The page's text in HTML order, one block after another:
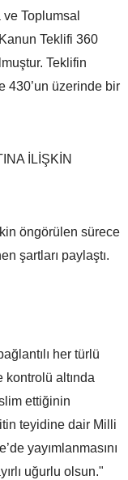
Toplumsal
Teklifi 360
Teklifin
430’un üzerinde bir
İLİŞKİN
öngörülen sürece
şartları paylaştı.
her türlü
kontrolü altında
ettiğinin
teyidine dair Milli
yayımlanmasını
uğurlu olsun."